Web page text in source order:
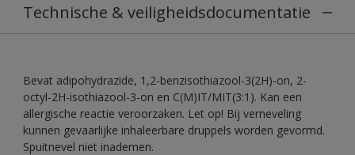
Technische & veiligheidsdocumentatie
Bevat adipohydrazide, 1,2-benzisothiazool-3(2H)-on, 2-
octyl-2H-isothiazool-3-on en C(M)IT/MIT(3:1). Kan een
allergische reactie veroorzaken. Let op! Bij verneveling
kunnen gevaarlijke inhaleerbare druppels worden gevormd.
Spuitnevel niet inademen.